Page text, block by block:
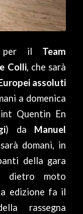
per il Team
Colli, che sarà
assoluti
a domenica
Quentin En
) da Manuel
domani, in
della gara
dietro moto
edizione fa il
rassegna